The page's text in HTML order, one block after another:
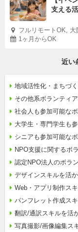
支える
フルリモートOK, 大
1ヶ月からOK
近い
地域活性化・まちづ
その他系ボランティ
社会人も参加可能な
大学生・専門学生も
シニアも参加可能な
NPO支援に関するボ
認定NPO法人のボラ
デザインスキルを活
Web・アプリ制作ス
パンフレット作成ス
翻訳/通訳スキルを活
写真撮影/画像編集ス